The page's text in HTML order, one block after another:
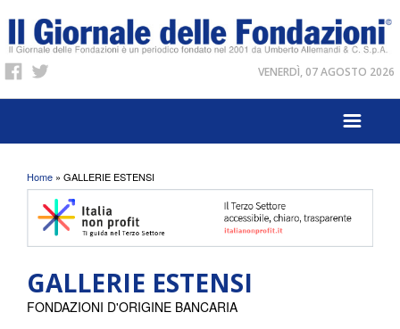
VENERDÌ, 07 AGOSTO 2026
Tu sei qui
Home » GALLERIE ESTENSI
GALLERIE ESTENSI
FONDAZIONI D'ORIGINE BANCARIA